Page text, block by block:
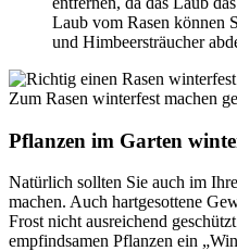
Laub vom Rasen können
und Himbeersträucher
Zum Rasen winterfest machen
Pflanzen im Garten
Natürlich sollten Sie auch im
machen. Auch hartgesottene
Frost nicht ausreichend
empfindsamen Pflanzen ein